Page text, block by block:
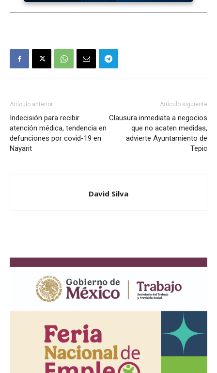
Artículo anterior
Indecisión para recibir
atención médica, tendencia en
defunciones por covid-19 en
Nayarit
Artículo siguiente
Clausura inmediata a negocios
que no acaten medidas,
advierte Ayuntamiento de
Tepic
David Silva